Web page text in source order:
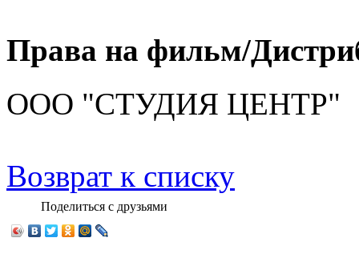
Права на фильм/
ООО "СТУДИЯ ЦЕНТР"
Возврат к списку
Поделиться с друзьями